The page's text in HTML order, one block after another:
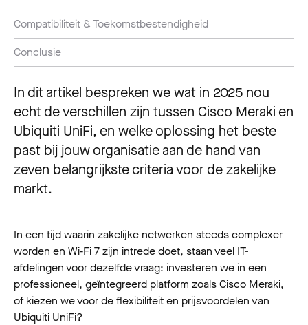
In dit artikel bespreken we wat in 2025 nou
echt de verschillen zijn tussen Cisco Meraki en
Ubiquiti UniFi, en welke oplossing het beste
past bij jouw organisatie aan de hand van
zeven belangrijkste criteria voor de zakelijke
markt.
In een tijd waarin zakelijke netwerken steeds complexer
worden en Wi‑Fi 7 zijn intrede doet, staan veel IT-
afdelingen voor dezelfde vraag: investeren we in een
professioneel, geïntegreerd platform zoals Cisco Meraki,
of kiezen we voor de flexibiliteit en prijsvoordelen van
Ubiquiti UniFi?
Compatibiliteit & Toekomstbestendigheid
Conclusie